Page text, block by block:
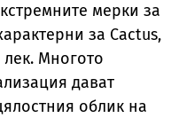
мерки за
за Cactus,
лек. Многото
дават
облик на